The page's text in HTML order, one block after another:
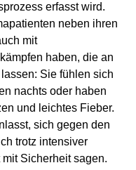
erfasst wird.
neben ihren
mit
haben, die an
Sie fühlen sich
nachts oder haben
und leichtes Fieber.
sich gegen den
trotz intensiver
Sicherheit sagen.